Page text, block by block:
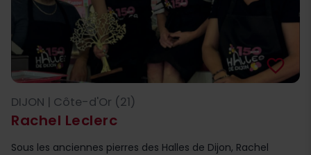
Rachel Leclerc
favorite_border
DIJON | Côte-d'Or (21)
Sous les anciennes pierres des Halles de Dijon, Rachel